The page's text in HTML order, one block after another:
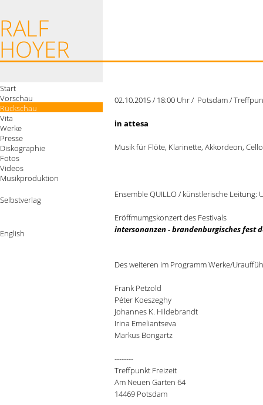
Start
Vorschau
Rückschau
Vita
Werke
Presse
Diskographie
Fotos
Videos
Musikproduktion
Selbstverlag
English
02.10.2015 / 18:00 Uhr / Potsdam /
in attesa
Musik für Flöte, Klarinette, Akkordeon,
Ensemble QUILLO / künstlerische Leitung:
Eröffmumgskonzert des Festivals
intersonanzen - brandenburgisches fest
Des weiteren im Programm Werke/
Frank Petzold
Péter Koeszeghy
Johannes K. Hildebrandt
Irina Emeliantseva
Markus Bongartz
--------
Treffpunkt Freizeit
Am Neuen Garten 64
14469 Potsdam